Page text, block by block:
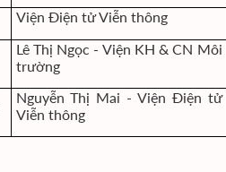
Viện Điện tử Viễn thông
Lê Thị Ngọc - Viện KH & CN Môi
trường
Nguyễn Thị Mai - Viện Điện tử
Viễn thông